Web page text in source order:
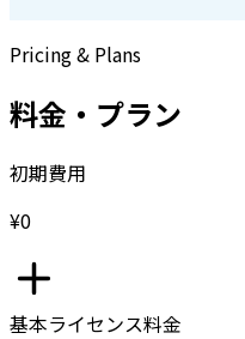
Pricing & Plans
料金・プラン
初期費用
¥0
基本ライセンス料金